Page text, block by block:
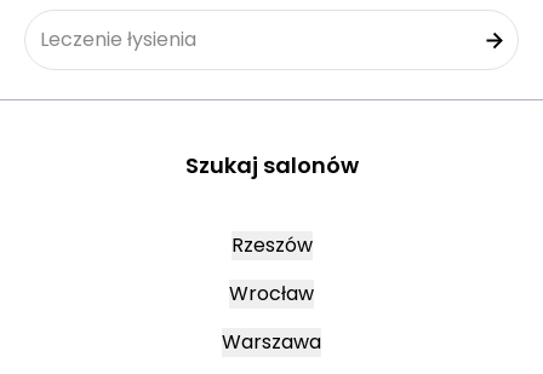
Leczenie łysienia
Szukaj salonów
Rzeszów
Wrocław
Warszawa